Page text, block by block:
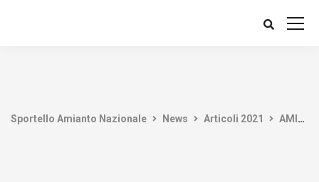
Sportello Amianto Nazionale News Articoli 2021 AMIANTO NEI RICAMBI DELLE AUTO